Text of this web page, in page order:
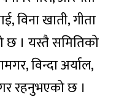
विना खाती, गीता
छ । यस्तै समितिको
विन्दा अर्याल,
रहनुभएको छ ।